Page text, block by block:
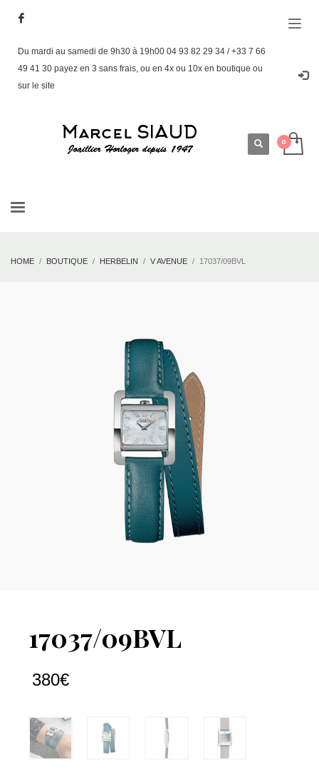
Du mardi au samedi de 9h30 à 19h00 04 93 82 29 34 / +33 7 66
49 41 30 payez en 3 sans frais, ou en 4x ou 10x en boutique ou
sur le site
HOME BOUTIQUE HERBELIN V AVENUE 17037/09BVL
17037/09BVL
380€